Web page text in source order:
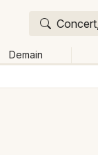
Demain